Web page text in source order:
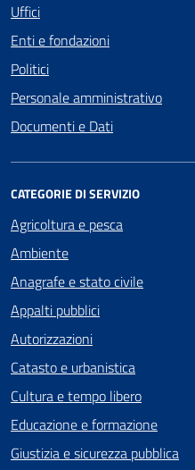
Uffici
Enti e fondazioni
Politici
Personale amministrativo
Documenti e Dati
CATEGORIE DI SERVIZIO
Agricoltura e pesca
Ambiente
Anagrafe e stato civile
Appalti pubblici
Autorizzazioni
Catasto e urbanistica
Cultura e tempo libero
Educazione e formazione
Giustizia e sicurezza pubblica